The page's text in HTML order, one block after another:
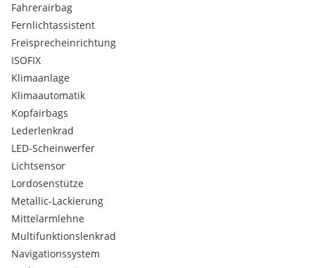
Aussen-Sound Standard
Aussenspiegel auf Fahrerseite asphärisch
Bordliteratur in Deutsch (Deutschland)
Chrom-Paket
Deep Black Perleffekt
Digitaler Radioempfang DAB+
Doppelton-Signalhorn
Drehstromgenerator 180 A
Dämpfung vorn
Öffnung und Schliessung - mit Fernentriegelung
Elektrische Luftzusatzheizung
Elektronische Parkbremse inkl. Auto-Hold-Funktion
Elektronisches Stabilisierungsprogramm und
elektromechanischer Bremskraftverstärker
Fusshebelwerk Standard
Gepäckraumabdeckung
ISOFIX-Halteösen zur Befestigung von 2 Kindersitzen auf
Fahrerairbag
Fernlichtassistent
Freisprecheinrichtung
ISOFIX
Klimaanlage
Klimaautomatik
Kopfairbags
Lederlenkrad
LED-Scheinwerfer
Lichtsensor
Lordosenstütze
Metallic-Lackierung
Mittelarmlehne
Multifunktionslenkrad
Navigationssystem